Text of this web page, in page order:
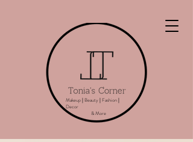
Makeup|Beauty|Fashion|
Decor
& More